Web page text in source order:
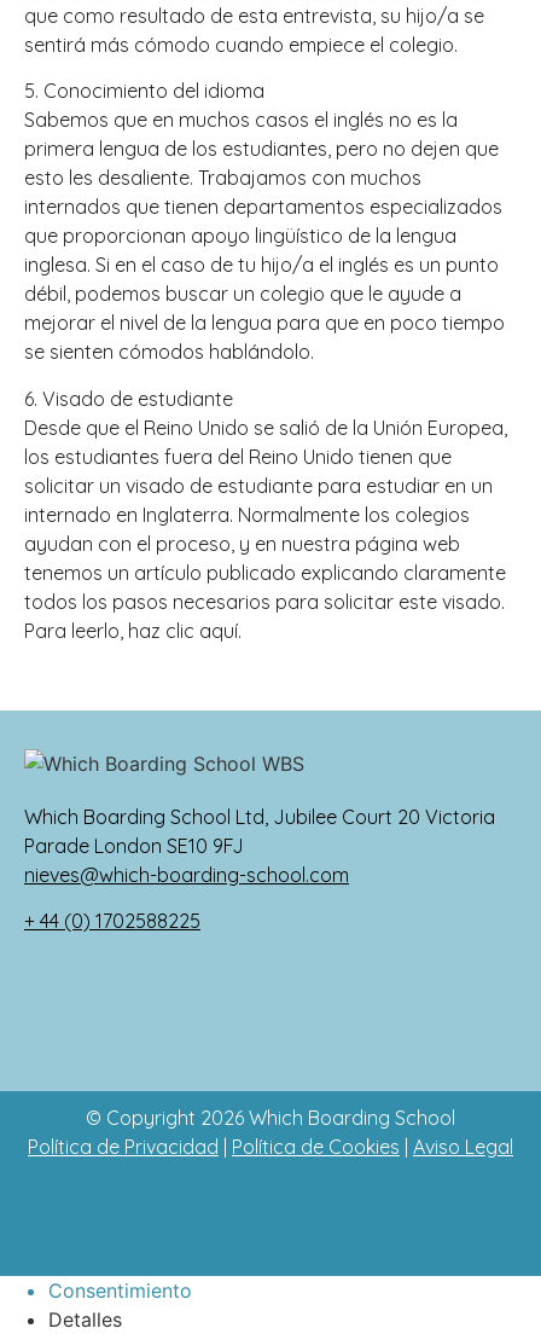
que como resultado de esta entrevista, su hijo/a se
sentirá más cómodo cuando empiece el colegio.
5. Conocimiento del idioma
Sabemos que en muchos casos el inglés no es la
primera lengua de los estudiantes, pero no dejen que
esto les desaliente. Trabajamos con muchos
internados que tienen departamentos especializados
que proporcionan apoyo lingüístico de la lengua
inglesa. Si en el caso de tu hijo/a el inglés es un punto
débil, podemos buscar un colegio que le ayude a
mejorar el nivel de la lengua para que en poco tiempo
se sienten cómodos hablándolo.
6. Visado de estudiante
Desde que el Reino Unido se salió de la Unión Europea,
los estudiantes fuera del Reino Unido tienen que
solicitar un visado de estudiante para estudiar en un
internado en Inglaterra. Normalmente los colegios
ayudan con el proceso, y en nuestra página web
tenemos un artículo publicado explicando claramente
todos los pasos necesarios para solicitar este visado.
Para leerlo, haz clic aquí.
Which Boarding School Ltd, Jubilee Court 20 Victoria
Parade London SE10 9FJ
nieves@which-boarding-school.com
+ 44 (0) 1702588225
© Copyright 2026 Which Boarding School
Política de Privacidad | Política de Cookies | Aviso Legal
Consentimiento
Detalles